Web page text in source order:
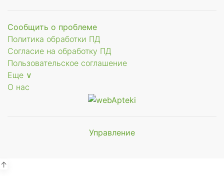
Сообщить о проблеме
Политика обработки ПД
Согласие на обработку ПД
Пользовательское соглашение
Еще ∨
О нас
Управление
↑
Мы будем